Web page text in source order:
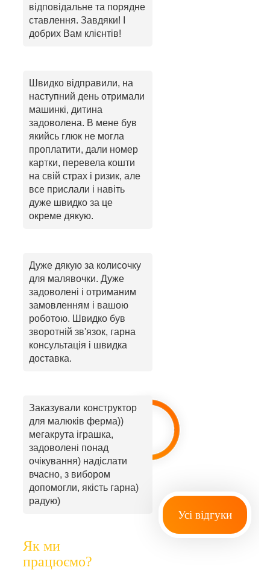
відповідальне та порядне
ставлення. Завдяки! І
добрих Вам клієнтів!
Швидко відправили, на
наступний день отримали
машинкі, дитина
задоволена. В мене був
якийсь глюк не могла
проплатити, дали номер
картки, перевела кошти
на свій страх і ризик, але
все прислали і навіть
дуже швидко за це
окреме дякую.
Дуже дякую за колисочку
для малявочки. Дуже
задоволені і отриманим
замовленням і вашою
роботою. Швидко був
зворотній зв'язок, гарна
консультація і швидка
доставка.
Заказували конструктор
для малюків ферма))
мегакрута іграшка,
задоволені понад
очікування) надіслати
вчасно, з вибором
допомогли, якість гарна)
радую)
Усі відгуки
Як ми
працюємо?